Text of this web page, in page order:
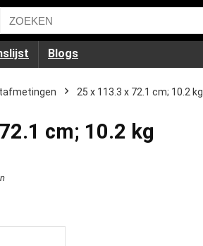
Blogs
‎25 x 113.3 x 72.1 cm; 10.2 kg
cm; 10.2 kg